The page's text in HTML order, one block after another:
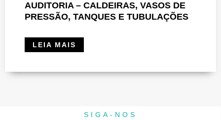
AUDITORIA – CALDEIRAS, VASOS DE
PRESSÃO, TANQUES E TUBULAÇÕES
LEIA MAIS
SIGA-NOS